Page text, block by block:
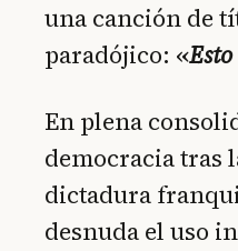
una canción de
paradójico: «
En plena
democracia tras
dictadura
desnuda el uso